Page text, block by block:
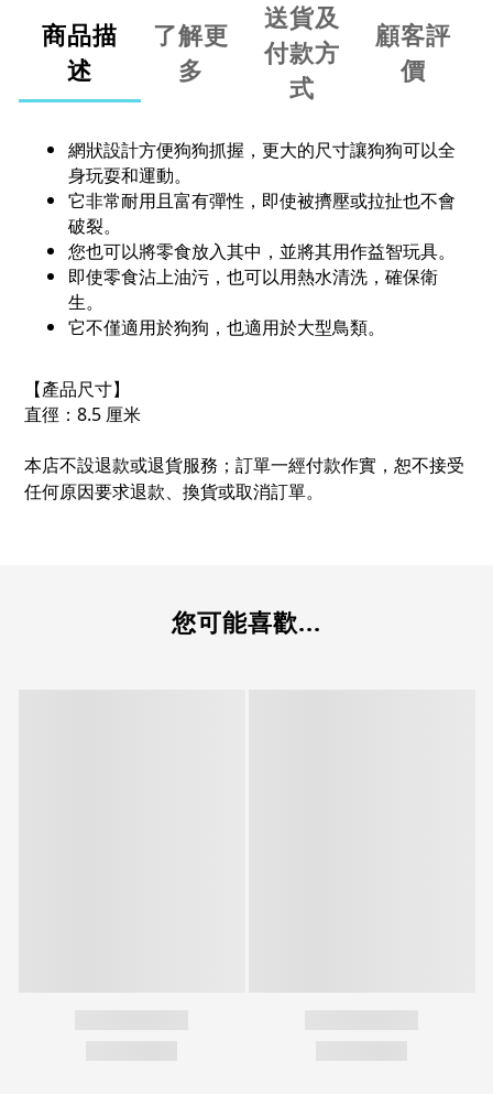
商品描
述
了解更
多
送貨及
付款方
式
顧客評
價
網狀設計方便狗狗抓握，更大的尺寸讓狗狗可以全
身玩耍和運動。
它非常耐用且富有彈性，即使被擠壓或拉扯也不會
破裂。
您也可以將零食放入其中，並將其用作益智玩具。
即使零食沾上油污，也可以用熱水清洗，確保衛
生。
它不僅適用於狗狗，也適用於大型鳥類。
【產品尺寸】
直徑：8.5 厘米
本店不設退款或退貨服務；訂單一經付款作實，恕不接受
任何原因要求退款、換貨或取消訂單。
您可能喜歡...